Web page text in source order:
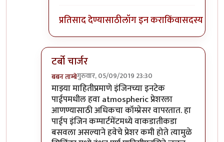
प्रतिसाद देण्यासाठीलॉग इन कराकिंवासदस्य व्हा
टर्बो चार्जर
बबन ताम्बेगुरुवार, 05/09/2019 23:30
In reply toकिल्विषजी,byभंकस बाबा
माझ्या माहितीप्रमाणे इंजिनच्या इनटेक
पाईपमधील हवा atmospheric प्रेशरला
आणण्यासाठी अधिकचा कॉम्प्रेसर वापरतात. हा
पाईप इंजिन कम्पार्टमेंटमध्ये वाकडातीकडा
बसवला असल्याने हवेचे प्रेशर कमी होते त्यामुळे